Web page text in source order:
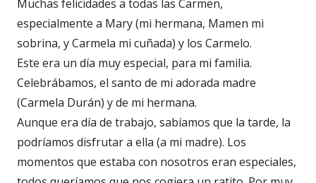
Muchas felicidades a todas las Carmen,
especialmente a Mary (mi hermana, Mamen mi
sobrina, y Carmela mi cuñada) y los Carmelo.
Este era un día muy especial, para mi familia.
Celebrábamos, el santo de mi adorada madre
(Carmela Durán) y de mi hermana.
Aunque era día de trabajo, sabíamos que la tarde, la
podríamos disfrutar a ella (a mi madre). Los
momentos que estaba con nosotros eran especiales,